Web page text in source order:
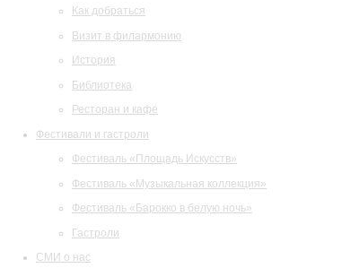
Как добраться
Визит в филармонию
История
Библиотека
Ресторан и кафе
Фестивали и гастроли
Фестиваль «Площадь Искусств»
Фестиваль «Музыкальная коллекция»
Фестиваль «Барокко в белую ночь»
Гастроли
СМИ о нас